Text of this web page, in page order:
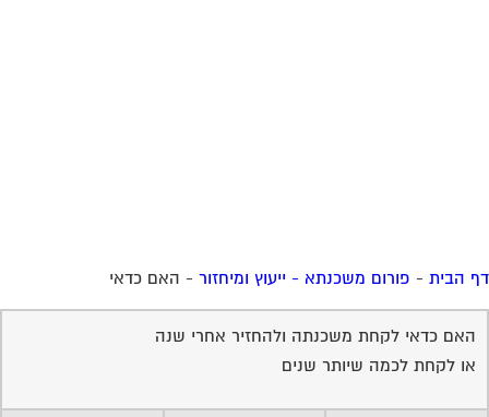
הבית-פורום משכנתא - ייעוץ ומיחזור-האם כדאי
האם כדאי לקחת משכנתה ולהחזיר אחרי שנה
או לקחת לכמה שיותר שנים